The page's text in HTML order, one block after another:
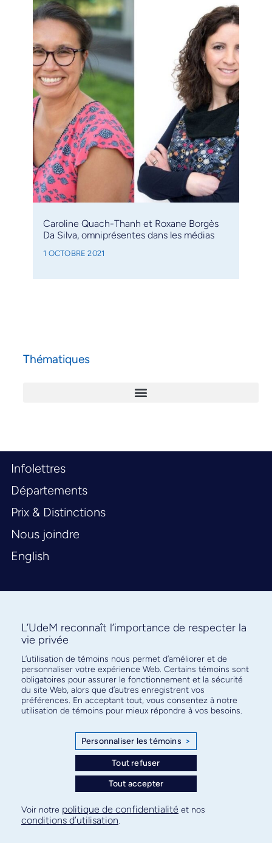
Caroline Quach-Thanh et Roxane Borgès
Da Silva, omniprésentes dans les médias
1 OCTOBRE 2021
Thématiques
Infolettres
Départements
Prix & Distinctions
Nous joindre
English
Abonnez-vous à notre infolettre
pour connaître l’actualité facultaire
Plan de site
Confidentialité
L’UdeM reconnaît l’importance de respecter la
vie privée
L’utilisation de témoins nous permet d’améliorer et de
personnaliser votre expérience Web. Certains témoins sont
obligatoires pour assurer le fonctionnement et la sécurité
du site Web, alors que d’autres enregistrent vos
préférences. En acceptant tout, vous consentez à notre
utilisation de témoins pour mieux répondre à vos besoins.
Personnaliser les témoins >
Tout refuser
Tout accepter
Voir notre politique de confidentialité et nos
conditions d’utilisation.